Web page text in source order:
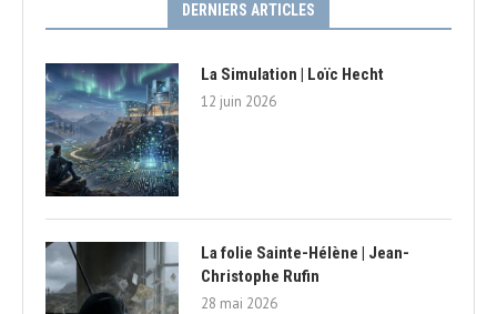
DERNIERS ARTICLES
La Simulation | Loïc Hecht
12 juin 2026
La folie Sainte-Hélène | Jean-
Christophe Rufin
28 mai 2026